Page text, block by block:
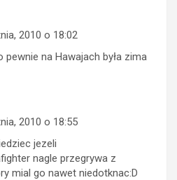
2010 o 18:02
pewnie na Hawajach była zima
2010 o 18:55
jezeli
nagle przegrywa z
mial go nawet niedotknac:D